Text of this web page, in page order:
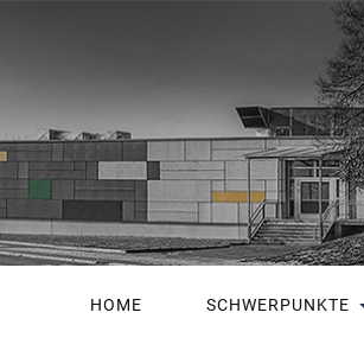
HOME SCHWERPUNKTE